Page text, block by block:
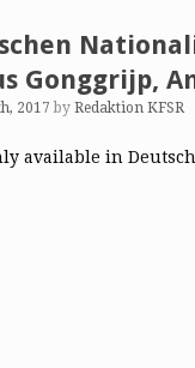
Gonggrijp,
2017 by Redaktion KFSR
available in